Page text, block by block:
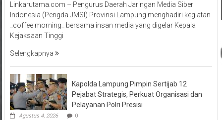
Linkarutama.com – Pengurus Daerah Jaringan Media Siber
Indonesia (Pengda JMSI) Provinsi Lampung menghadiri kegiatan
_coffee morning_ bersama insan media yang digelar Kepala
Kejaksaan Tinggi
Selengkapnya
Kapolda Lampung Pimpin Sertijab 12
Pejabat Strategis, Perkuat Organisasi dan
Pelayanan Polri Presisi
Agustus 4, 2026 0